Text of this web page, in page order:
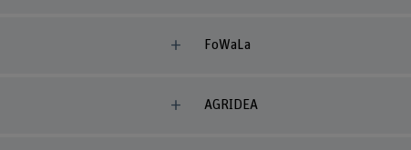
FoWaLa
AGRIDEA